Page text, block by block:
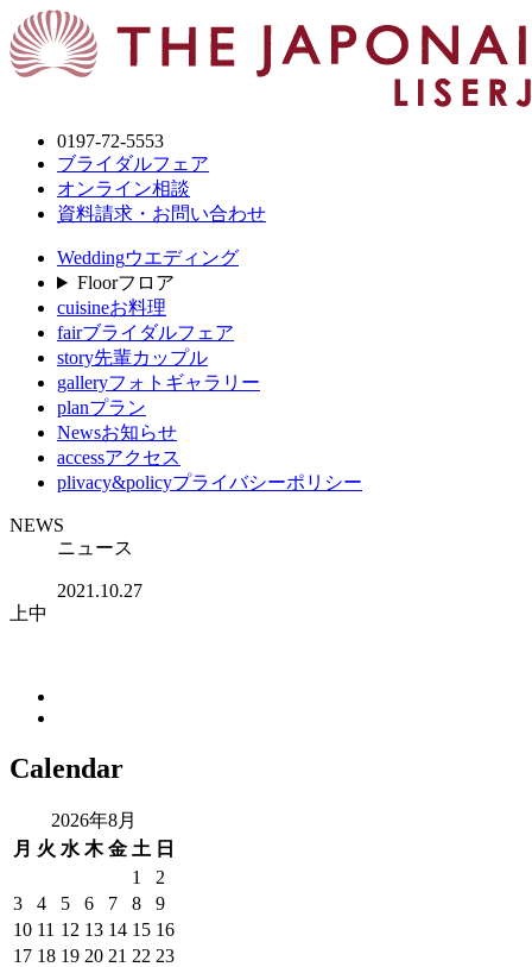
0197-72-5553
ブライダルフェア
オンライン相談
資料請求・お問い合わせ
Weddingウエディング
Floorフロア
cuisineお料理
fairブライダルフェア
story先輩カップル
galleryフォトギャラリー
planプラン
Newsお知らせ
accessアクセス
plivacy&policyプライバシーポリシー
NEWS
ニュース
2021.10.27
上中
Calendar
2026年8月
月 火 水 木 金 土 日
1
2
3
4 5 6 7 8
9
10 11 12 13 14 15 16
17 18 19 20 21 22 23